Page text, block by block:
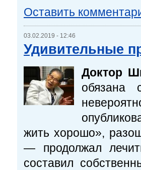
Оставить
03.02.2019 - 12:46
Удивительные
Доктор
жить хорошо»,
— продолжал
составил